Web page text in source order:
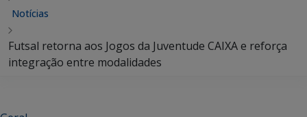
Notícias
Futsal retorna aos Jogos da Juventude CAIXA e reforça
integração entre modalidades